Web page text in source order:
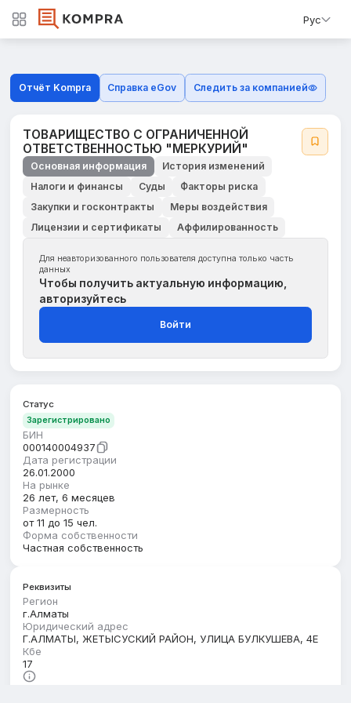
Рус
Отчёт Kompra Справка eGov Следить за компанией
ТОВАРИЩЕСТВО С ОГРАНИЧЕННОЙ
ОТВЕТСТВЕННОСТЬЮ "МЕРКУРИЙ"
Основная информация
История изменений
Налоги и финансы
Суды
Факторы риска
Закупки и госконтракты
Меры воздействия
Лицензии и сертификаты
Аффилированность
Для неавторизованного пользователя доступна только часть
данных
Чтобы получить актуальную информацию,
авторизуйтесь
Войти
Статус
Зарегистрировано
БИН
000140004937
Дата регистрации
26.01.2000
На рынке
26 лет, 6 месяцев
Размерность
от 11 до 15 чел.
Форма собственности
Частная собственность
Реквизиты
Регион
г.Алматы
Юридический адрес
Г.АЛМАТЫ, ЖЕТЫСУСКИЙ РАЙОН, УЛИЦА БУЛКУШЕВА, 4Е
Кбе
17